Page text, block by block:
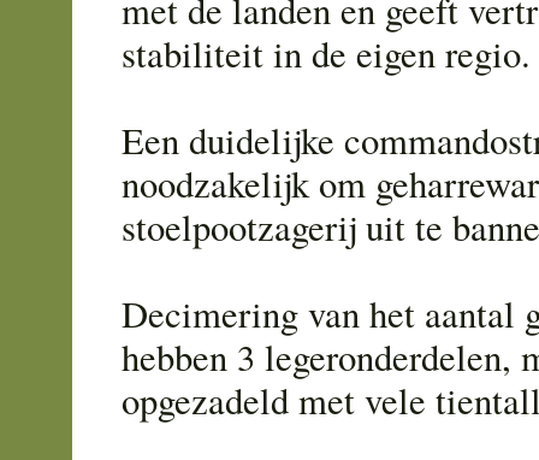
met de landen en geeft
stabiliteit in de eigen regio.
Een duidelijke
noodzakelijk om
stoelpootzagerij uit te
Decimering van het aantal
hebben 3 legeronderdelen,
opgezadeld met vele